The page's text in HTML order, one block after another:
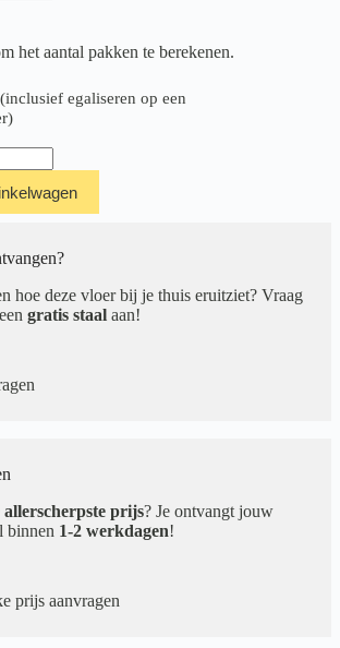
het aantal pakken te berekenen.
egaliseren op een
hoe deze vloer bij je thuis eruitziet? Vraag
gratis staal aan!
allerscherpste prijs? Je ontvangt jouw
binnen 1-2 werkdagen!
prijs aanvragen